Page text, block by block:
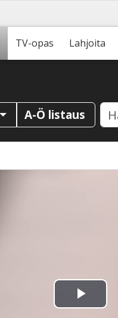
TV-opas Lahjoita
A-Ö listaus
Toista